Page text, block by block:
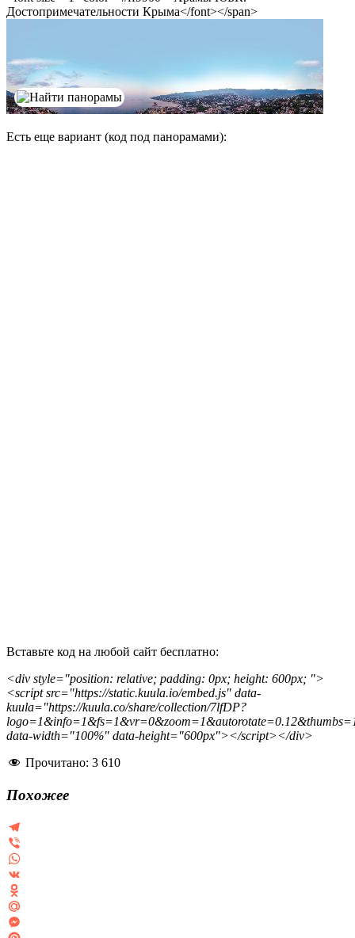
Есть еще вариант (код под панорамами):
Вставьте код на любой сайт бесплатно:
<div style="position: relative; padding: 0px; height: 600px; ">
<script src="https://static.kuula.io/embed.js" data-
kuula="https://kuula.co/share/collection/7lfDP?
data-width="100%" data-height="600px"></script></div>
Прочитано: 3 610
Похожее
Telegram
Viber
WhatsApp
VK
Odnoklassniki
Mail.Ru